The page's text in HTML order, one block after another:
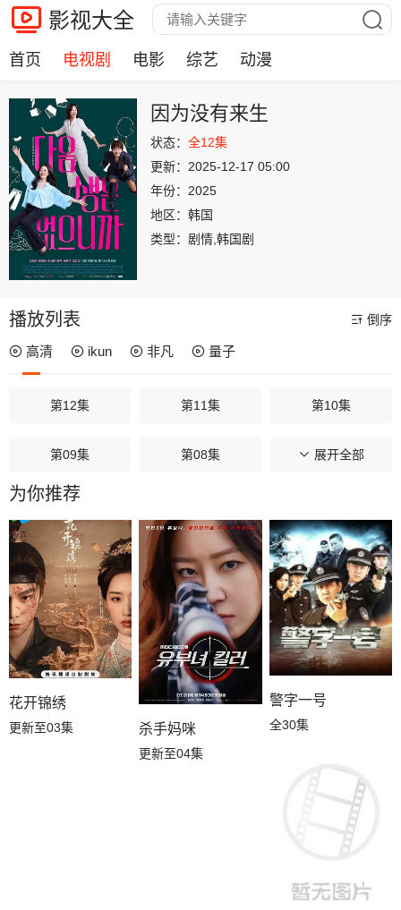
影视大全
首页 电视剧 电影 综艺 动漫
因为没有来生
状态： 全12集
更新： 2025-12-17 05:00
年份： 2025
地区： 韩国
类型： 剧情,韩国剧
播放列表 倒序
高清 ikun 非凡 量子
第12集 第11集 第10集
第09集 第08集 第07集
第06集
第03集 第02集 第01集
展开全部
为你推荐
花开锦绣
更新至03集 杀手妈咪
更新至04集
警字一号
全30集